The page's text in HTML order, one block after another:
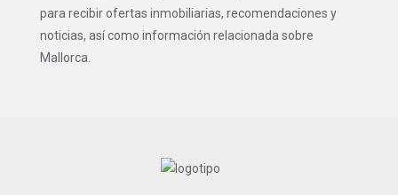
para recibir ofertas inmobiliarias, recomendaciones y
noticias, así como información relacionada sobre
Mallorca.